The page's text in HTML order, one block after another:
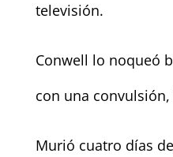
televisión.
Conwell lo noqueó
con una
Murió cuatro días